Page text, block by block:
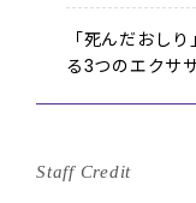
「死んだおし
る3つのエクサ
Staff Credit